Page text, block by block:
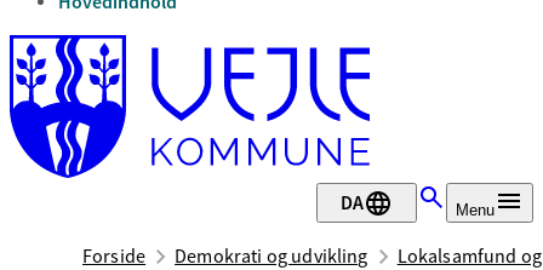
DA Menu
Forside Demokrati og udvikling Lokalsamfund